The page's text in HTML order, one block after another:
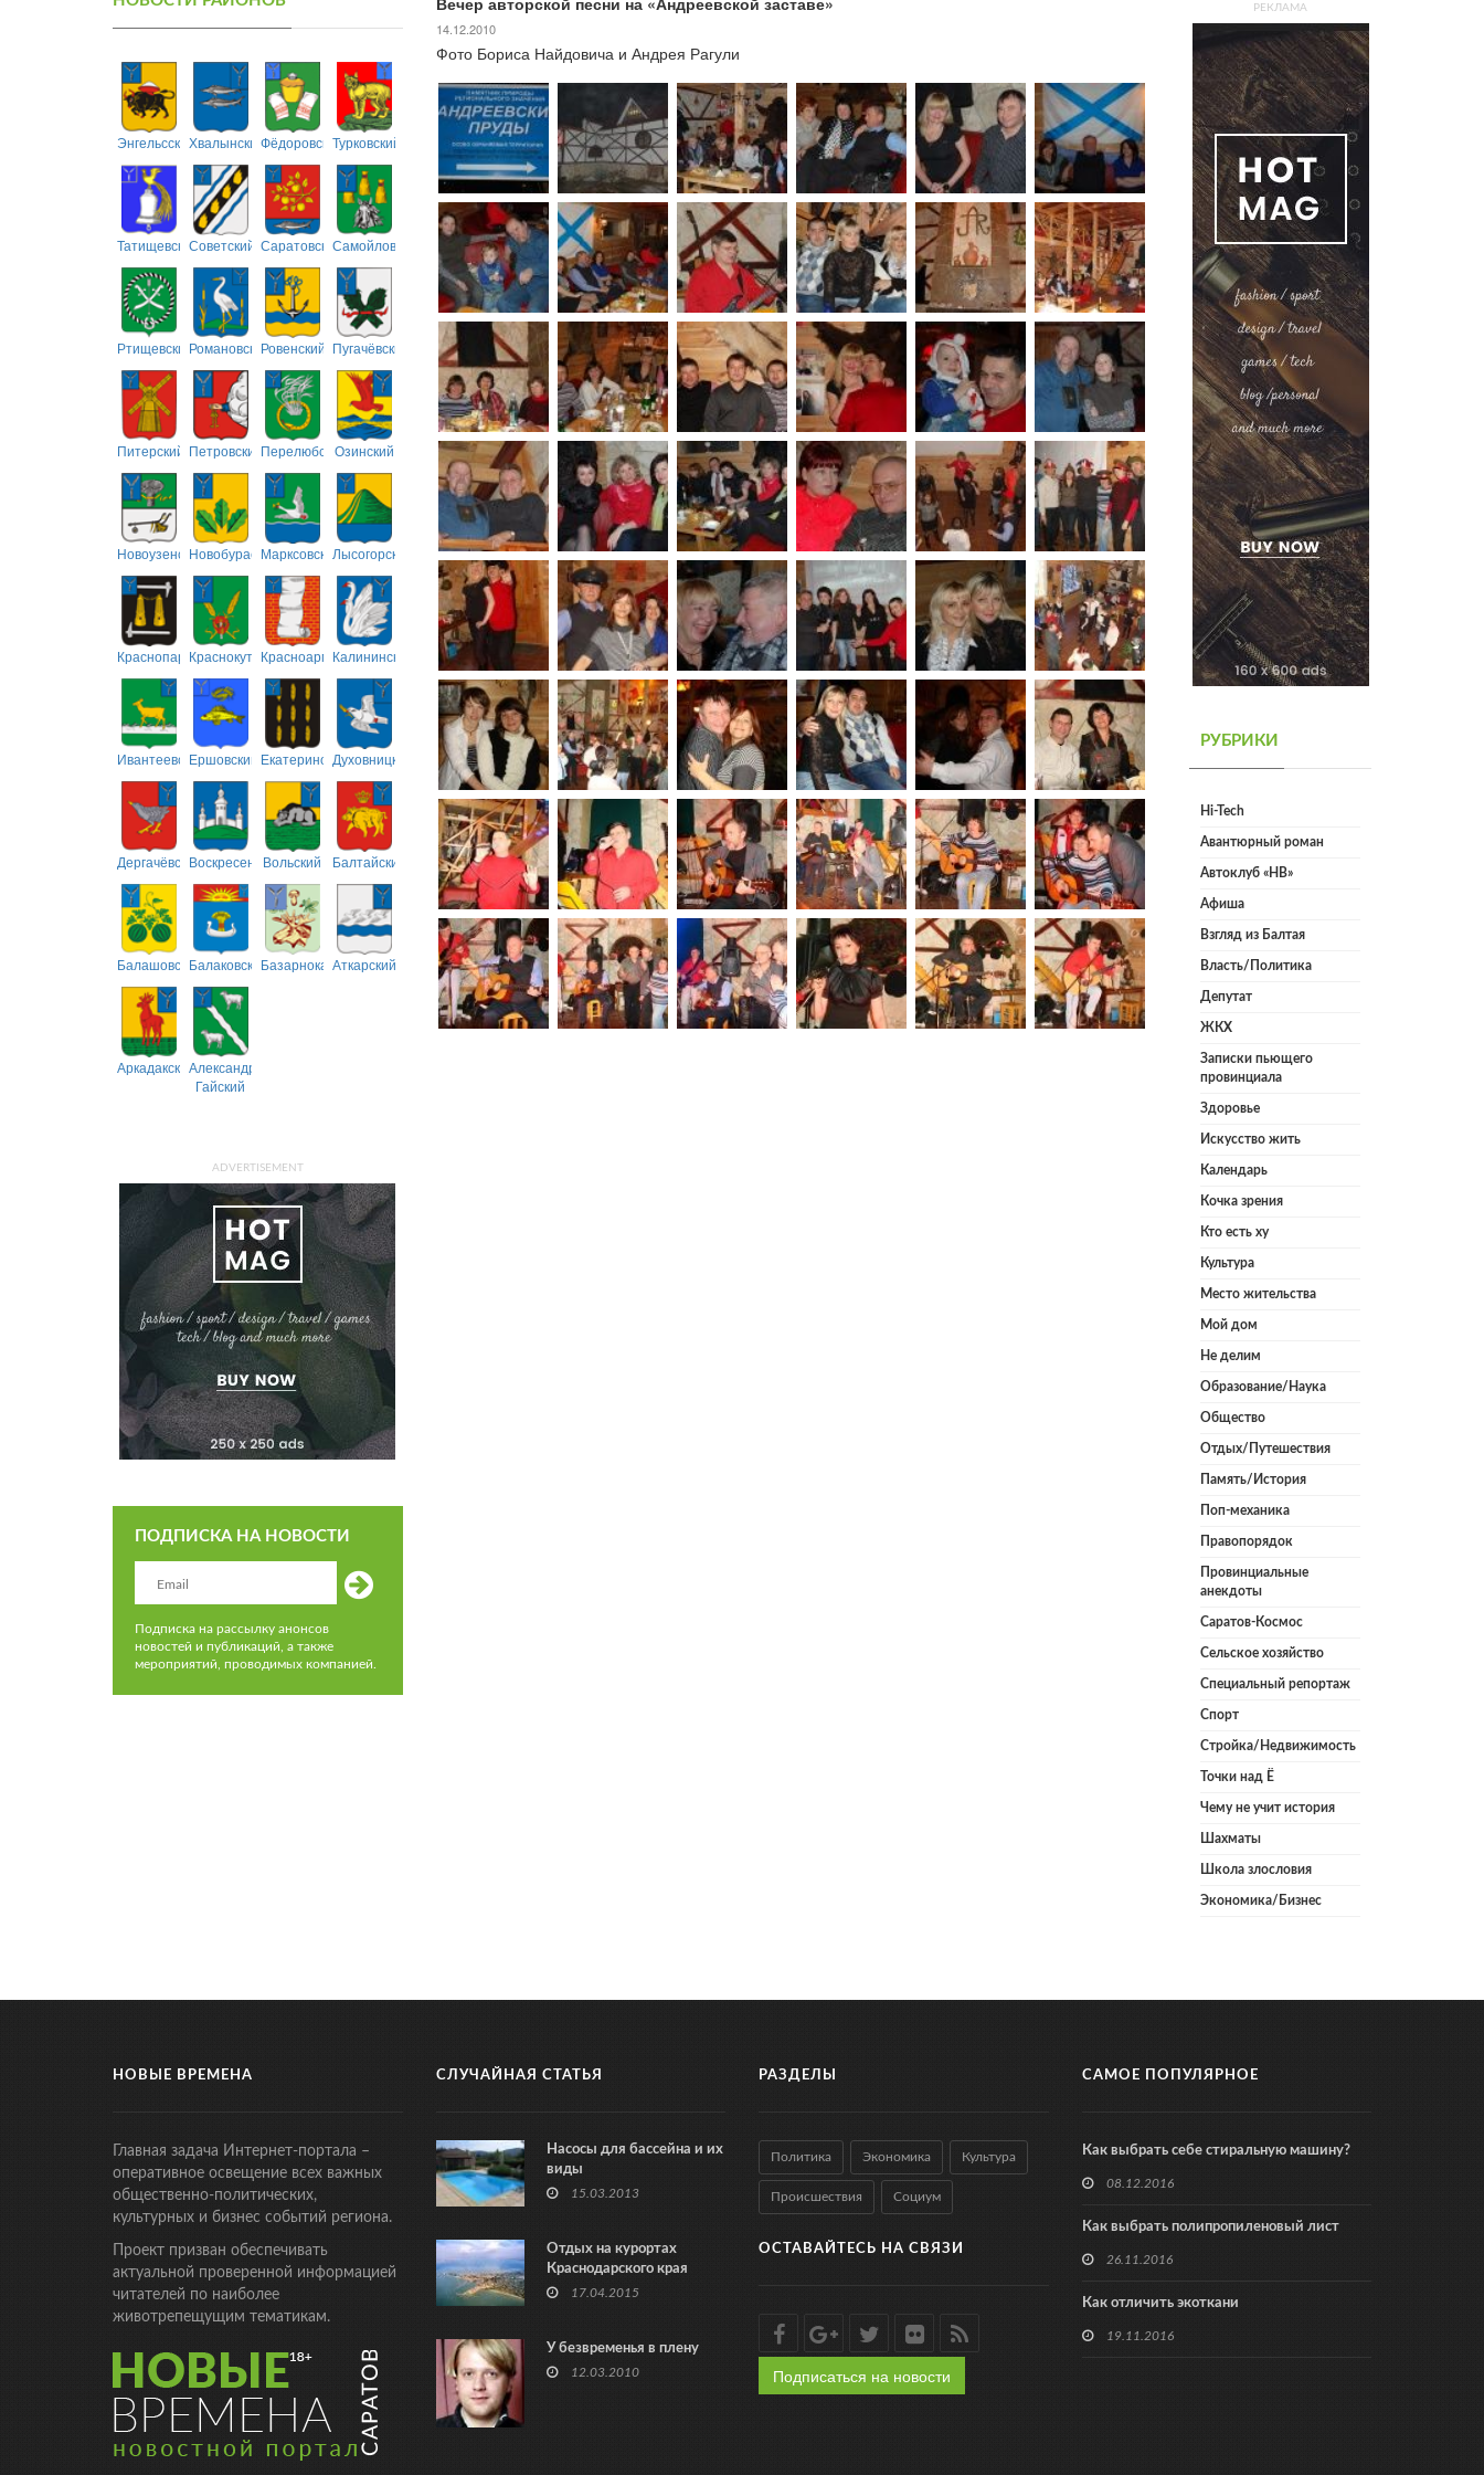
ЭнгельсскийХвалынскийФёдоровскийТурковский
ТатищевскийСоветский СаратовскийСамойловский
РтищевскийРомановскийРовенский Пугачёвский
Питерский ПетровскийПерелюбскийОзинский
НовоузенскийНовобурасскийМарксовскийЛысогорский
Краснопартизанский
КраснокутскийКрасноармейский
Калининский
ИвантеевскийЕршовский ЕкатериновскийДуховницкий
ДергачёвскийВоскресенскийВольский Балтайский
БалашовскийБалаковскийБазарнокарабулакский
Аткарский
АркадакскийАлександрово-
Гайский
ADVERTISEMENT
ПОДПИСКА НА НОВОСТИ
Подписка на рассылку анонсов
новостей и публикаций, а также
мероприятий, проводимых компанией.
14.12.2010
Фото Бориса Найдовича и Андрея Рагули
РЕКЛАМА
РУБРИКИ
Hi-Tech
Авантюрный роман
Автоклуб «НВ»
Афиша
Взгляд из Балтая
Власть/Политика
Депутат
ЖКХ
Записки пьющего
провинциала
Здоровье
Искусство жить
Календарь
Кочка зрения
Кто есть ху
Культура
Место жительства
Мой дом
Не делим
Образование/Наука
Общество
Отдых/Путешествия
Память/История
Поп-механика
Правопорядок
Провинциальные
анекдоты
Саратов-Космос
Сельское хозяйство
Специальный репортаж
Спорт
Стройка/Недвижимость
Точки над Ё
Чему не учит история
Шахматы
Школа злословия
Экономика/Бизнес
НОВЫЕ ВРЕМЕНА
Главная задача Интернет-портала –
оперативное освещение всех важных
общественно-политических,
культурных и бизнес событий региона.
Проект призван обеспечивать
актуальной проверенной информацией
читателей по наиболее
животрепещущим тематикам.
СЛУЧАЙНАЯ СТАТЬЯ
Насосы для бассейна и их
виды
15.03.2013
Отдых на курортах
Краснодарского края
17.04.2015
У безвременья в плену
12.03.2010
РАЗДЕЛЫ
Политика Экономика Культура
Происшествия Социум
ОСТАВАЙТЕСЬ НА СВЯЗИ
Подписаться на новости
САМОЕ ПОПУЛЯРНОЕ
Как выбрать себе стиральную машину?
08.12.2016
Как выбрать полипропиленовый лист
26.11.2016
Как отличить экоткани
19.11.2016